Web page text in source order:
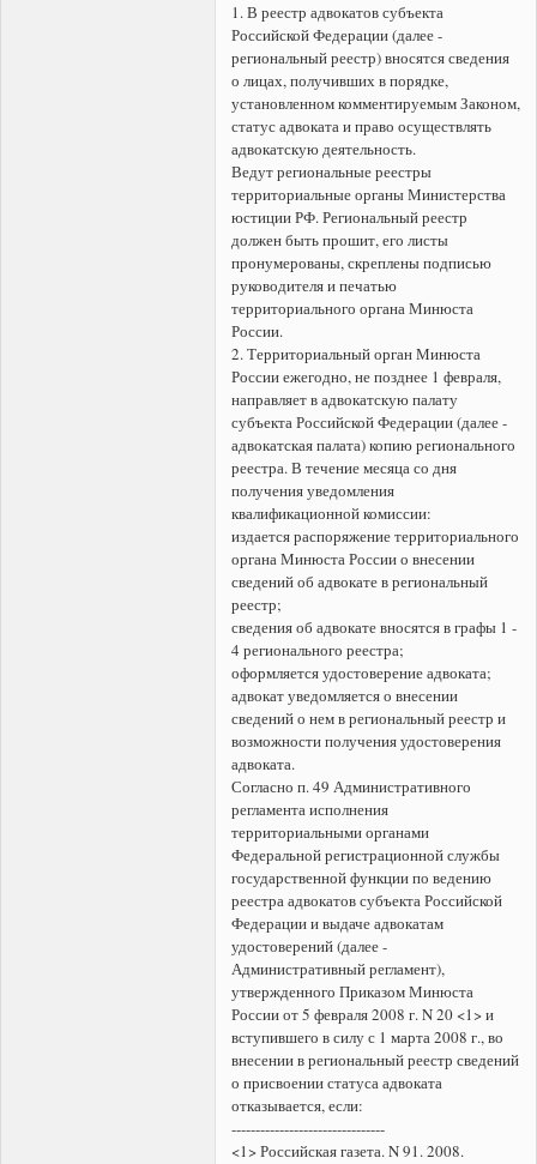
1. В реестр адвокатов субъекта
Российской Федерации (далее -
региональный реестр) вносятся сведения
о лицах, получивших в порядке,
установленном комментируемым Законом,
статус адвоката и право осуществлять
адвокатскую деятельность.
Ведут региональные реестры
территориальные органы Министерства
юстиции РФ. Региональный реестр
должен быть прошит, его листы
пронумерованы, скреплены подписью
руководителя и печатью
территориального органа Минюста
России.
2. Территориальный орган Минюста
России ежегодно, не позднее 1 февраля,
направляет в адвокатскую палату
субъекта Российской Федерации (далее -
адвокатская палата) копию регионального
реестра. В течение месяца со дня
получения уведомления
квалификационной комиссии:
издается распоряжение территориального
органа Минюста России о внесении
сведений об адвокате в региональный
реестр;
сведения об адвокате вносятся в графы 1 -
4 регионального реестра;
оформляется удостоверение адвоката;
адвокат уведомляется о внесении
сведений о нем в региональный реестр и
возможности получения удостоверения
адвоката.
Согласно п. 49 Административного
регламента исполнения
территориальными органами
Федеральной регистрационной службы
государственной функции по ведению
реестра адвокатов субъекта Российской
Федерации и выдаче адвокатам
удостоверений (далее -
Административный регламент),
утвержденного Приказом Минюста
России от 5 февраля 2008 г. N 20 <1> и
вступившего в силу с 1 марта 2008 г., во
внесении в региональный реестр сведений
о присвоении статуса адвоката
отказывается, если:
--------------------------------
<1> Российская газета. N 91. 2008.